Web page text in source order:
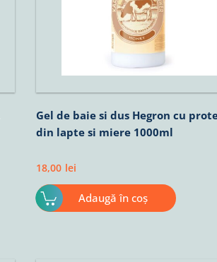
Gel de baie si dus Hegron cu
din lapte si miere 1000ml
18,00 lei
Adaugă în coș